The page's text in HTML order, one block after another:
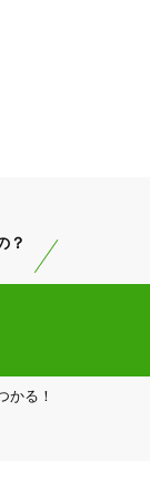
？
かる！